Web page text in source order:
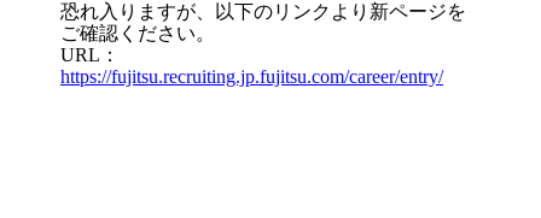
恐れ入りますが、以下のリンクより新ページを
ご確認ください。
URL：
https://fujitsu.recruiting.jp.fujitsu.com/career/entry/